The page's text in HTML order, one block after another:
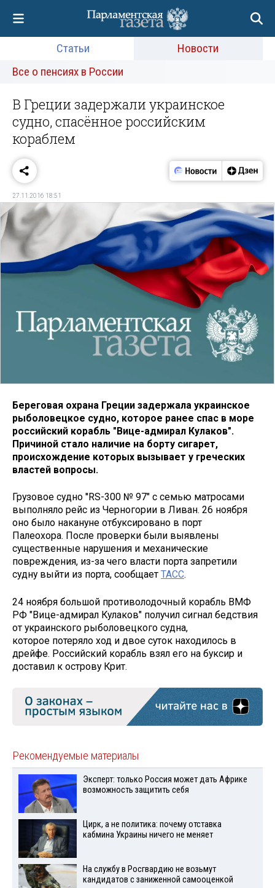
Статьи
Новости
Все о пенсиях в России
В Греции задержали украинское
судно, спасённое российским
кораблем
27.11.2016 18:51
Береговая охрана Греции задержала украинское
рыболовецкое судно, которое ранее спас в море
российский корабль "Вице-адмирал Кулаков".
Причиной стало наличие на борту сигарет,
происхождение которых вызывает у греческих
властей вопросы.
Грузовое судно ''RS-300 № 97" с семью матросами
выполняло рейс из Черногории в Ливан. 26 ноября
оно было накануне отбуксировано в порт
Палеохора. После проверки были выявлены
существенные нарушения и механические
повреждения, из-за чего власти порта запретили
судну выйти из порта, сообщает ТАСС.
24 ноября большой противолодочный корабль ВМФ
РФ "Вице-адмирал Кулаков" получил сигнал бедствия
от украинского рыболовецкого судна,
которое потеряло ход и двое суток находилось в
дрейфе. Российский корабль взял его на буксир и
доставил к острову Крит.
Рекомендуемые материалы
Эксперт: только Россия может дать Африке
возможность защитить себя
Цирк, а не политика: почему отставка
кабмина Украины ничего не меняет
На службу в Росгвардию не возьмут
кандидатов с заниженной самооценкой